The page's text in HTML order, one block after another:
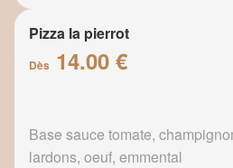
Pizza la pierrot
Dès 14.00 €
Base sauce tomate,
lardons, oeuf, emmental